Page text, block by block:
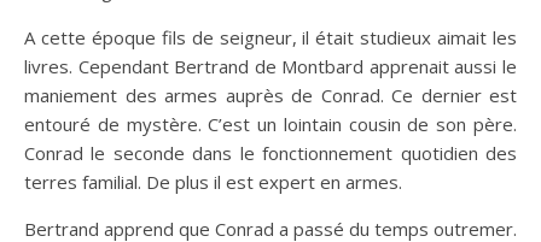
A cette époque fils de seigneur, il était studieux aimait les
livres. Cependant Bertrand de Montbard apprenait aussi le
maniement des armes auprès de Conrad. Ce dernier est
entouré de mystère. C’est un lointain cousin de son père.
Conrad le seconde dans le fonctionnement quotidien des
terres familial. De plus il est expert en armes.
Bertrand apprend que Conrad a passé du temps outremer.